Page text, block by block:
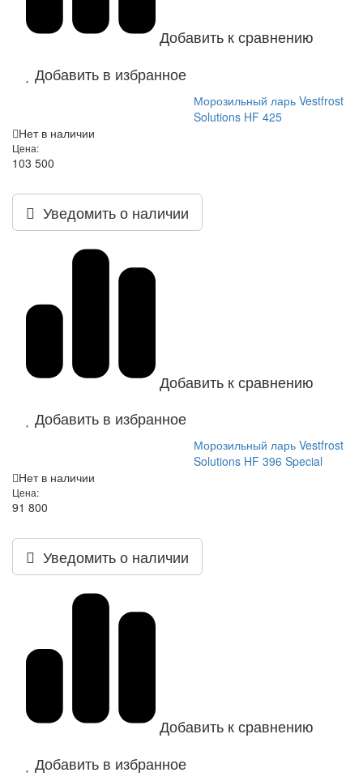
Добавить к сравнению
Добавить в избранное
Морозильный ларь Vestfrost
Solutions HF 425
Нет в наличии
Цена:
103 500
Уведомить о наличии
Добавить к сравнению
Добавить в избранное
Морозильный ларь Vestfrost
Solutions HF 396 Special
Нет в наличии
Цена:
91 800
Уведомить о наличии
Добавить к сравнению
Добавить в избранное